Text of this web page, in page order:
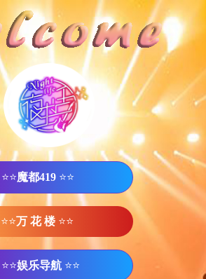
⭐⭐魔都419 ⭐⭐
⭐⭐万 花 楼 ⭐⭐
⭐⭐娱乐导航 ⭐⭐